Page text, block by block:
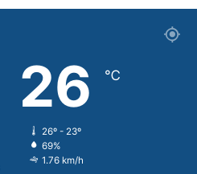
26 ℃
26º - 23º
69%
1.76 km/h